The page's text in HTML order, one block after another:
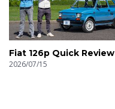
Fiat 126p Quick Review
2026/07/15